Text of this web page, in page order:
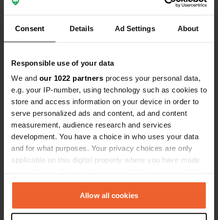
Consent Details Ad Settings About
Responsible use of your data
We and our 1022 partners process your personal data,
e.g. your IP-number, using technology such as cookies to
store and access information on your device in order to
serve personalized ads and content, ad and content
measurement, audience research and services
development. You have a choice in who uses your data
and for what purposes. Your privacy choices are only
applicable on this digital property where you have made
any time from the Cookie Declaration or by clicking on
the Privacy trigger icon.Allow all cookies
Copie
Code du site
196688 Copie
PRO+
pour toutes les coordonnées PRO+
Carte
Afficher sur la carte